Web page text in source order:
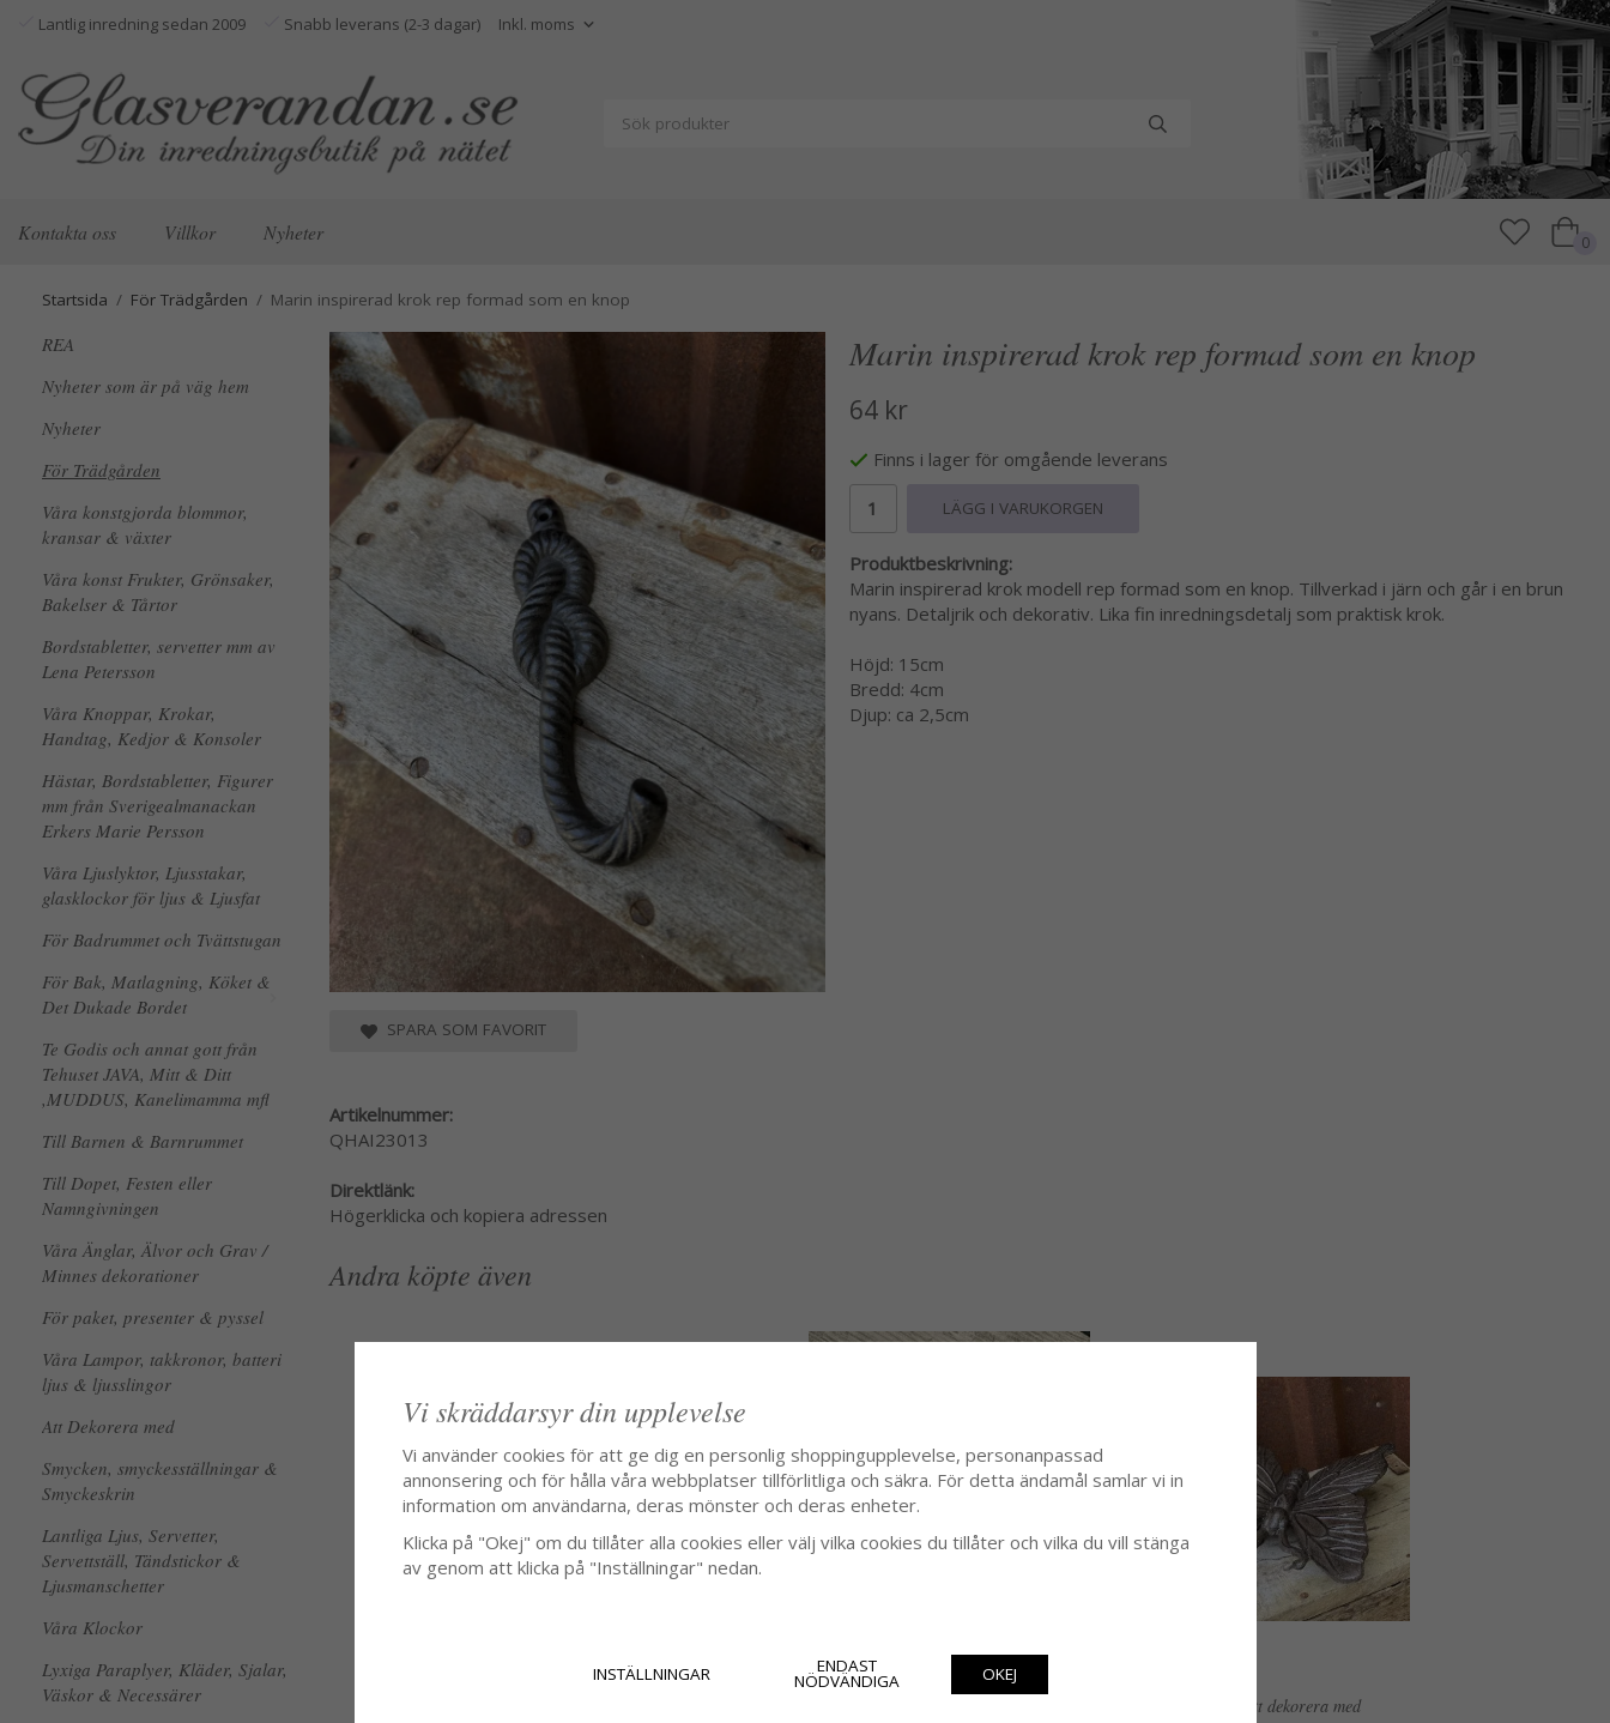
Lantlig inredning sedan 2009 Snabb leverans (2-3 dagar)
Kontakta oss Villkor Nyheter 0
Startsida / För Trädgården / Marin inspirerad krok rep formad som en knop
REA
Nyheter som är på väg hem
Nyheter
För Trädgården
Våra konstgjorda blommor,
kransar & växter
Våra konst Frukter, Grönsaker,
Bakelser & Tårtor
Bordstabletter, servetter mm av
Lena Petersson
Våra Knoppar, Krokar,
Handtag, Kedjor & Konsoler
Hästar, Bordstabletter, Figurer
mm från Sverigealmanackan
Erkers Marie Persson
Våra Ljuslyktor, Ljusstakar,
glasklockor för ljus & Ljusfat
För Badrummet och Tvättstugan
För Bak, Matlagning, Köket &
Det Dukade Bordet
Te Godis och annat gott från
Tehuset JAVA, Mitt & Ditt
,MUDDUS, Kanelimamma mfl
Till Barnen & Barnrummet
Till Dopet, Festen eller
Namngivningen
Våra Änglar, Älvor och Grav /
Minnes dekorationer
För paket, presenter & pyssel
Våra Lampor, takkronor, batteri
ljus & ljusslingor
Att Dekorera med
Smycken, smyckesställningar &
Smyckeskrin
Lantliga Ljus, Servetter,
Servettställ, Tändstickor &
Ljusmanschetter
Våra Klockor
Lyxiga Paraplyer, Kläder, Sjalar,
Väskor & Necessärer
Marin inspirerad krok rep formad som en knop
64 kr
Finns i lager för omgående leverans
LÄGG I VARUKORGEN
Produktbeskrivning:
Marin inspirerad krok modell rep formad som en knop. Tillverkad i järn och går i en brun
nyans. Detaljrik och dekorativ. Lika fin inredningsdetalj som praktisk krok.
Höjd: 15cm
Bredd: 4cm
Djup: ca 2,5cm
SPARA SOM FAVORIT
Artikelnummer:
QHAI23013
Direktlänk:
Högerklicka och kopiera adressen
Andra köpte även
Stor fjäril i järn att dekorera med
Vi skräddarsyr din upplevelse
Vi använder cookies för att ge dig en personlig shoppingupplevelse, personanpassad
annonsering och för hålla våra webbplatser tillförlitliga och säkra. För detta ändamål samlar vi in
information om användarna, deras mönster och deras enheter.
Klicka på "Okej" om du tillåter alla cookies eller välj vilka cookies du tillåter och vilka du vill stänga
av genom att klicka på "Inställningar" nedan.
INSTÄLLNINGAR ENDAST
NÖDVÄNDIGA OKEJ